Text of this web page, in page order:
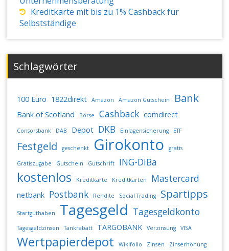
Kreditkarte mit bis zu 1% Cashback für
Selbstständige
Schlagwörter
100 Euro 1822direkt Amazon Amazon Gutschein Bank
Bank of Scotland Börse Cashback comdirect
Consorsbank DAB Depot DKB Einlagensicherung ETF
Festgeld geschenkt Girokonto gratis
Gratiszugabe Gutschein Gutschrift ING-DiBa
kostenlos Kreditkarte Kreditkarten Mastercard
netbank Postbank Rendite Social Trading Spartipps
Startguthaben Tagesgeld Tagesgeldkonto
Tagesgeldzinsen Tankrabatt TARGOBANK Verzinsung VISA
Wertpapierdepot Wikifolio Zinsen Zinserhöhung